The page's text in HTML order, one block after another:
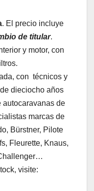
. El precio incluye
de titular.
y motor, con
con técnicos y
dieciocho años
autocaravanas de
marcas de
Bürstner, Pilote
Fleurette, Knaus,
visite: